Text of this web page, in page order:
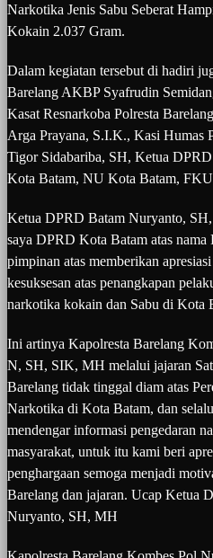
Narkotika Jenis Sabu Seberat
Kokain 2.037 Gram.
Dalam kegiatan tersebut di hadiri
Barelang AKBP Syafrudin
Kasat Resnarkoba Polresta
Arga Prayana, S.I.K., Kasi Humas
Tigor Sidabariba, SH, Ketua
Kota Batam, NU Kota Batam,
Ketua DPRD Batam Nuryanto,
saya DPRD Kota Batam atas
pimpinan atas memberikan
kesuksesan atas penangkapan
narkotika kokain dan Sabu di Kota
Ini artinya Kapolresta Barelang
N, SH, SIK, MH melalui jajaran
Barelang tidak tinggal diam atas
Narkotika di Kota Batam, dan
mendengar informasi pengedaran
masyarakat, untuk itu kami beri
penghargaan semoga menjadi
Barelang dan jajaran. Ucap Ketua
Nuryanto, SH, MH